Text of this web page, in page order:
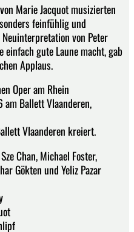
Marie Jacquot musizierten
feinfühlig und
von Peter
einfach gute Laune macht, gab
Applaus.
Oper am Rhein
Ballett Vlaanderen,
Vlaanderen kreiert.
Chan, Michael Foster,
Gökten und Yeliz Pazar